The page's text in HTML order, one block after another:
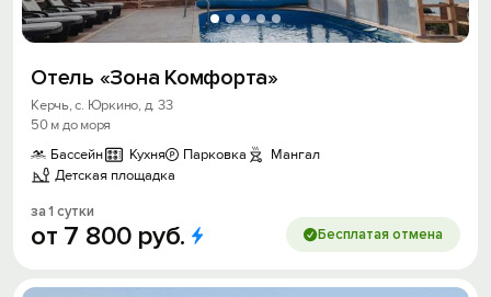
Отель «Зона Комфорта»
Керчь, с. Юркино, д. 33
50 м до моря
Бассейн
Кухня Парковка
Мангал
Детская площадка
за 1 сутки
от 7 800 руб. Бесплатая отмена